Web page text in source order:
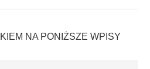
NA PONIŻSZE WPISY